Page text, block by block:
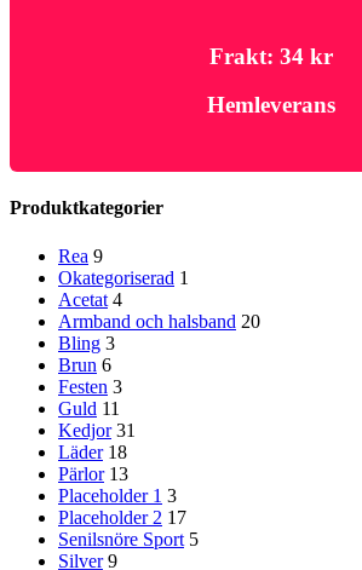
Frakt: 34 kr
Hemleverans
Produktkategorier
Rea 9
Okategoriserad 1
Acetat 4
Armband och halsband 20
Bling 3
Brun 6
Festen 3
Guld 11
Kedjor 31
Läder 18
Pärlor 13
Placeholder 1 3
Placeholder 2 17
Senilsnöre Sport 5
Silver 9